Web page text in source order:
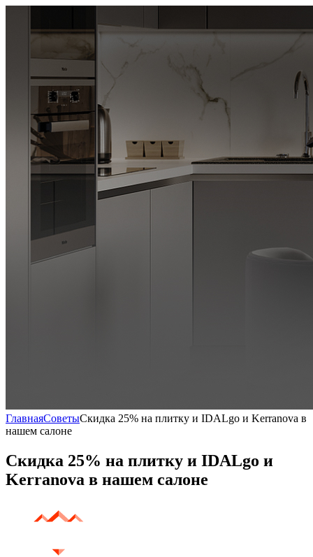
ГлавнаяСоветыСкидка 25% на плитку и IDALgo и Kerranova в
нашем салоне
Скидка 25% на плитку и IDALgo и
Kerranova в нашем салоне